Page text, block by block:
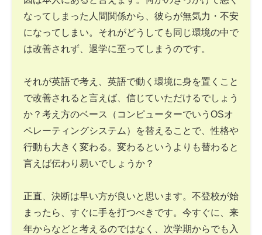
なってしまった人間関係から、彼らが無気力・不安
になってしまい。それがどうしても同じ環境の中で
は改善されず、退学に至ってしまうのです。
それが英語で考え、英語で動く環境に身を置くこと
で改善されると言えば、信じていただけるでしょう
か？考え方のベース（コンピューターでいうOSオ
ペレーティングシステム）を替えることで、性格や
行動も大きく変わる。変わるというよりも替わると
言えば伝わり易いでしょうか？
正直、決断は早い方が良いと思います。不登校が始
まったら、すぐに手を打つべきです。今すぐに、来
年からなどと考えるのではなく、次学期からでも入